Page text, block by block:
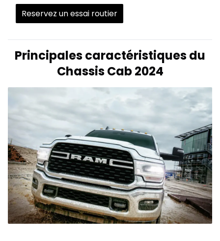
Reservez un essai routier
Principales caractéristiques du
Chassis Cab 2024